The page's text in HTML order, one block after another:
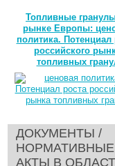
Топливные
рынке Европы:
политика. Потенциал
российского
топливных
ДОКУМЕНТЫ /
НОРМАТИВНЫЕ
АКТЫ В